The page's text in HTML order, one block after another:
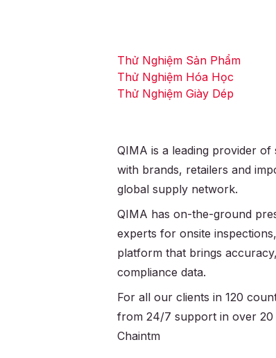
Thử Nghiệm Sản Phẩm
Thử Nghiệm Hóa Học
Thử Nghiệm Giày Dép
QIMA is a leading provider
with brands, retailers and
global supply network.
QIMA has on-the-ground
experts for onsite
platform that brings
compliance data.
For all our clients in 120
from 24/7 support in over 20
Chaintm